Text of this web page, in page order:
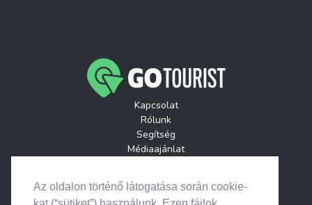
Az oldalon történő látogatása során cookie-
Kapcsolat
Rólunk
Segítség
Médiaajánlat
GoTourist Hírlevél
Helyszínek